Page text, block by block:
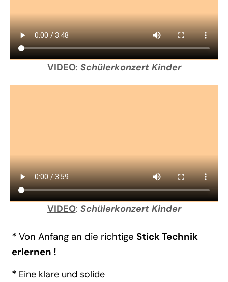
* Von Anfang an die richtige Stick Technik
erlernen !
* Eine klare und solide
VIDEO: Schülerkonzert Kinder
VIDEO: Schülerkonzert Kinder